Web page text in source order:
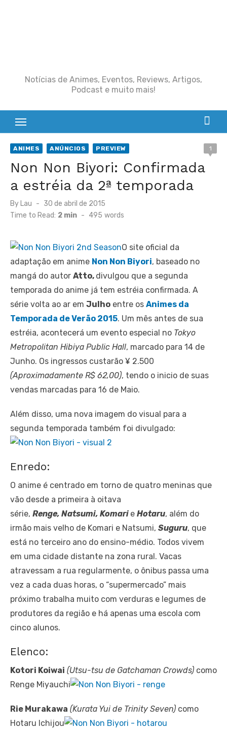
Notícias de Animes, Eventos, Reviews, Artigos,
Podcast e muito mais!
ANIMES ANÚNCIOS PREVIEW 1
Non Non Biyori: Confirmada
a estréia da 2ª temporada
By Lau
Posted
on
30 de abril de 2015
Time to Read: 2 min - 495 words
O site oficial da
adaptação em anime Non Non Biyori, baseado no
mangá do autor Atto, divulgou que a segunda
temporada do anime já tem estréia confirmada. A
série volta ao ar em Julho entre os Animes da
Temporada de Verão 2015. Um mês antes de sua
estréia, acontecerá um evento especial no Tokyo
Metropolitan Hibiya Public Hall, marcado para 14 de
Junho. Os ingressos custarão ¥ 2.500
(Aproximadamente R$ 62,00), tendo o inicio de suas
vendas marcadas para 16 de Maio.
Além disso, uma nova imagem do visual para a
segunda temporada também foi divulgado:
Enredo:
O anime é centrado em torno de quatro meninas que
vão desde a primeira à oitava
série, Renge, Natsumi, Komari e Hotaru, além do
irmão mais velho de Komari e Natsumi, Suguru, que
está no terceiro ano do ensino-médio. Todos vivem
em uma cidade distante na zona rural. Vacas
atravessam a rua regularmente, o ônibus passa uma
vez a cada duas horas, o “supermercado” mais
próximo trabalha muito com verduras e legumes de
produtores da região e há apenas uma escola com
cinco alunos.
Elenco:
Kotori Koiwai (Utsu-tsu de Gatchaman Crowds) como
Renge Miyauchi
Rie Murakawa (Kurata Yui de Trinity Seven) como
Hotaru Ichijou